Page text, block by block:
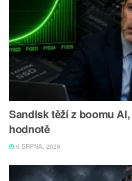
Sandisk těží z boomu
hodnotě
6 SRPNA, 2026